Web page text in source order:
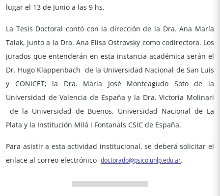
lugar el 13 de Junio a las 9 hs.
La Tesis Doctoral contó con la dirección de la Dra. Ana María
Talak, junto a la Dra. Ana Elisa Ostrovsky como codirectora. Los
jurados que entenderán en esta instancia académica serán el
Dr. Hugo Klappenbach de la Universidad Nacional de San Luis
y CONICET; la Dra. María José Monteagudo Soto de la
Universidad de Valencia de España y la Dra. Victoria Molinari
de la Universidad de Buenos, Universidad Nacional de La
Plata y la Institución Milá i Fontanals CSIC de España.
Para asistir a esta actividad institucional, se deberá solicitar el
enlace al correo electrónico doctorado@psico.unlp.edu.ar.